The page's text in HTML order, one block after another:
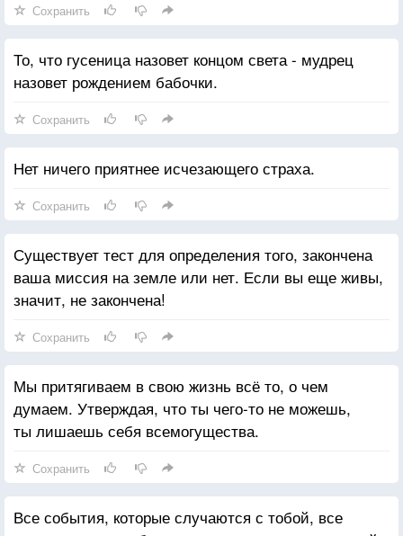
направление движения. Если мы вдвоем подобно
воздушным шарикам движемся вверх, очень велика
вероятность того, что мы нашли друг в друге
нужного человека. Родная душа — это тот,
благодаря кому вы начинаете жить подлинной
жизнью.
Сохранить
То, что гусеница назовет концом света - мудрец
назовет рождением бабочки.
Сохранить
Нет ничего приятнее исчезающего страха.
Сохранить
Существует тест для определения того, закончена
ваша миссия на земле или нет. Если вы еще живы,
значит, не закончена!
Сохранить
Мы притягиваем в свою жизнь всё то, о чем
думаем. Утверждая, что ты чего-то не можешь,
ты лишаешь себя всемогущества.
Сохранить
Все события, которые случаются с тобой, все